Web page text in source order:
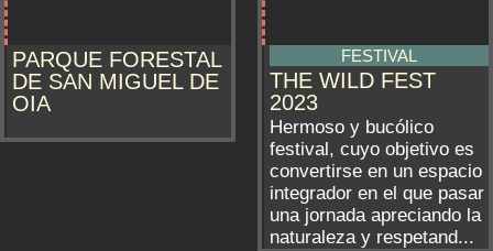
PARQUE FORESTAL
DE SAN MIGUEL DE
OIA
FESTIVAL
THE WILD FEST
2023
Hermoso y bucólico
festival, cuyo objetivo es
convertirse en un espacio
integrador en el que pasar
una jornada apreciando la
naturaleza y respetand...